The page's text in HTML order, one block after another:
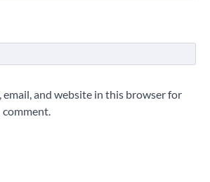
email, and website in this browser for